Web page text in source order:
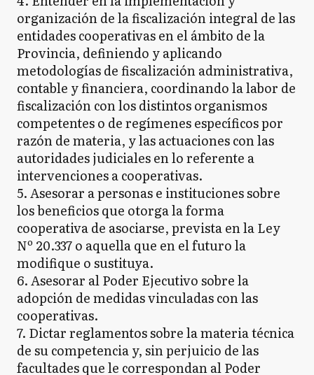
organización de la fiscalización integral de las
entidades cooperativas en el ámbito de la
Provincia, definiendo y aplicando
metodologías de fiscalización administrativa,
contable y financiera, coordinando la labor de
fiscalización con los distintos organismos
competentes o de regímenes específicos por
razón de materia, y las actuaciones con las
autoridades judiciales en lo referente a
intervenciones a cooperativas.
5. Asesorar a personas e instituciones sobre
los beneficios que otorga la forma
cooperativa de asociarse, prevista en la Ley
Nº 20.337 o aquella que en el futuro la
modifique o sustituya.
6. Asesorar al Poder Ejecutivo sobre la
adopción de medidas vinculadas con las
cooperativas.
7. Dictar reglamentos sobre la materia técnica
de su competencia y, sin perjuicio de las
facultades que le correspondan al Poder